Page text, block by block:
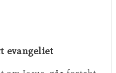
evangeliet